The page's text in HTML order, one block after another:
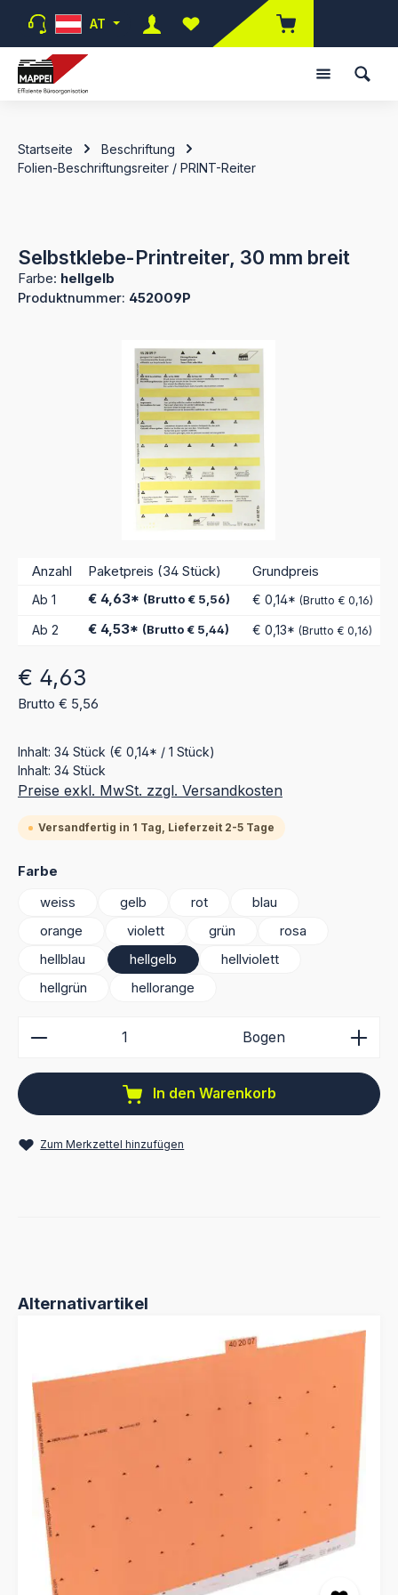
Zum Hauptinhalt springen
AT
Du hast 0 Produkte auf dem
Startseite
Beschriftung
Folien-Beschriftungsreiter / PRINT-Reiter
Selbstklebe-Printreiter, 30 mm breit
Farbe: hellgelb
Produktnummer: 452009P
Bildergalerie überspringen
Anzahl Paketpreis (34 Stück) Grundpreis
Ab 1 € 4,63* (Brutto € 5,56) € 0,14* (Brutto € 0,16)
Ab 2 € 4,53* (Brutto € 5,44) € 0,13* (Brutto € 0,16)
Regulärer Preis:
€ 4,63
Brutto € 5,56
Inhalt: 34 Stück (€ 0,14* / 1 Stück)
Inhalt: 34 Stück
Preise exkl. MwSt. zzgl. Versandkosten
Versandfertig in 1 Tag, Lieferzeit 2-5 Tage
Farbe
weiss
gelb rot
blau
orange
violett grün
rosa
hellblau
hellgelb
hellviolett
hellgrün
hellorange
Produkt Anzahl: Gib den gewünschten Wert ein
Bogen
In den Warenkorb
Zum Merkzettel hinzufügen
Produktgalerie überspringen
Alternativartikel